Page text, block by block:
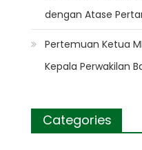
dengan Atase
Pertemuan Ketua
Kepala Perwakilan
Categories